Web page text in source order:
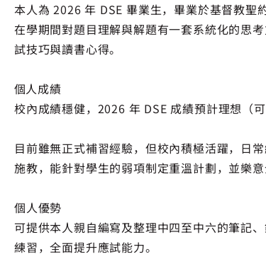
本人為 2026 年 DSE 畢業生，畢業於基督教聖
在學期間對題目理解與解題有一套系統化的思
試技巧與讀書心得。
​個人成績
校內成績穩健，2026 年 DSE 成績預計理想（
目前雖無正式補習經驗，但校內積極活躍，日
施教，能針對學生的弱項制定重溫計劃，並樂
個人優勢
可提供本人親自編寫及整理中四至中六的筆記
練習，全面提升應試能力。